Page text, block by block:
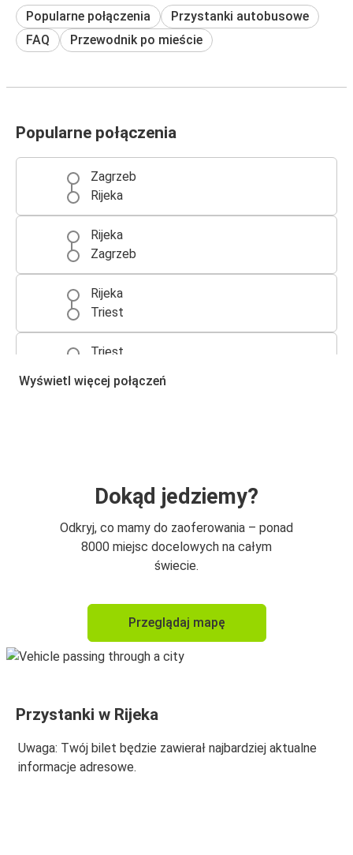
Popularne połączenia
Przystanki autobusowe
FAQ
Przewodnik po mieście
Popularne połączenia
Zagrzeb
Rijeka
Rijeka
Zagrzeb
Rijeka
Triest
Triest
Rijeka
Monachium
Rijeka
Zadar
Lublana
Rijeka
Lublana
Pula
Wyświetl więcej połączeń
Dokąd jedziemy?
Odkryj, co mamy do zaoferowania – ponad
8000 miejsc docelowych na całym
świecie.
Przeglądaj mapę
Przystanki w Rijeka
Uwaga: Twój bilet będzie zawierał najbardziej aktualne
informacje adresowe.